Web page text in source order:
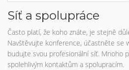
Síť a spolupráce
Často platí, že koho znáte, je stejně
Navštěvujte konference, účastněte se
budujte svou profesionální síť. Mnoho
spolehlivým kontaktům a spolupracím.